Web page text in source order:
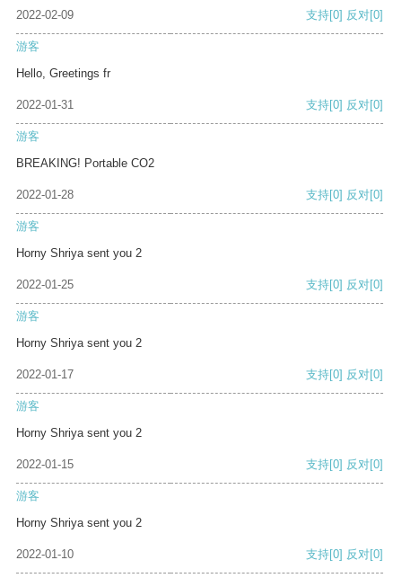
2022-02-09 支持[0] 反对[0]
游客
Hello, Greetings fr
2022-01-31 支持[0] 反对[0]
游客
BREAKING! Portable CO2
2022-01-28 支持[0] 反对[0]
游客
Horny Shriya sent you 2
2022-01-25 支持[0] 反对[0]
游客
Horny Shriya sent you 2
2022-01-17 支持[0] 反对[0]
游客
Horny Shriya sent you 2
2022-01-15 支持[0] 反对[0]
游客
Horny Shriya sent you 2
2022-01-10 支持[0] 反对[0]